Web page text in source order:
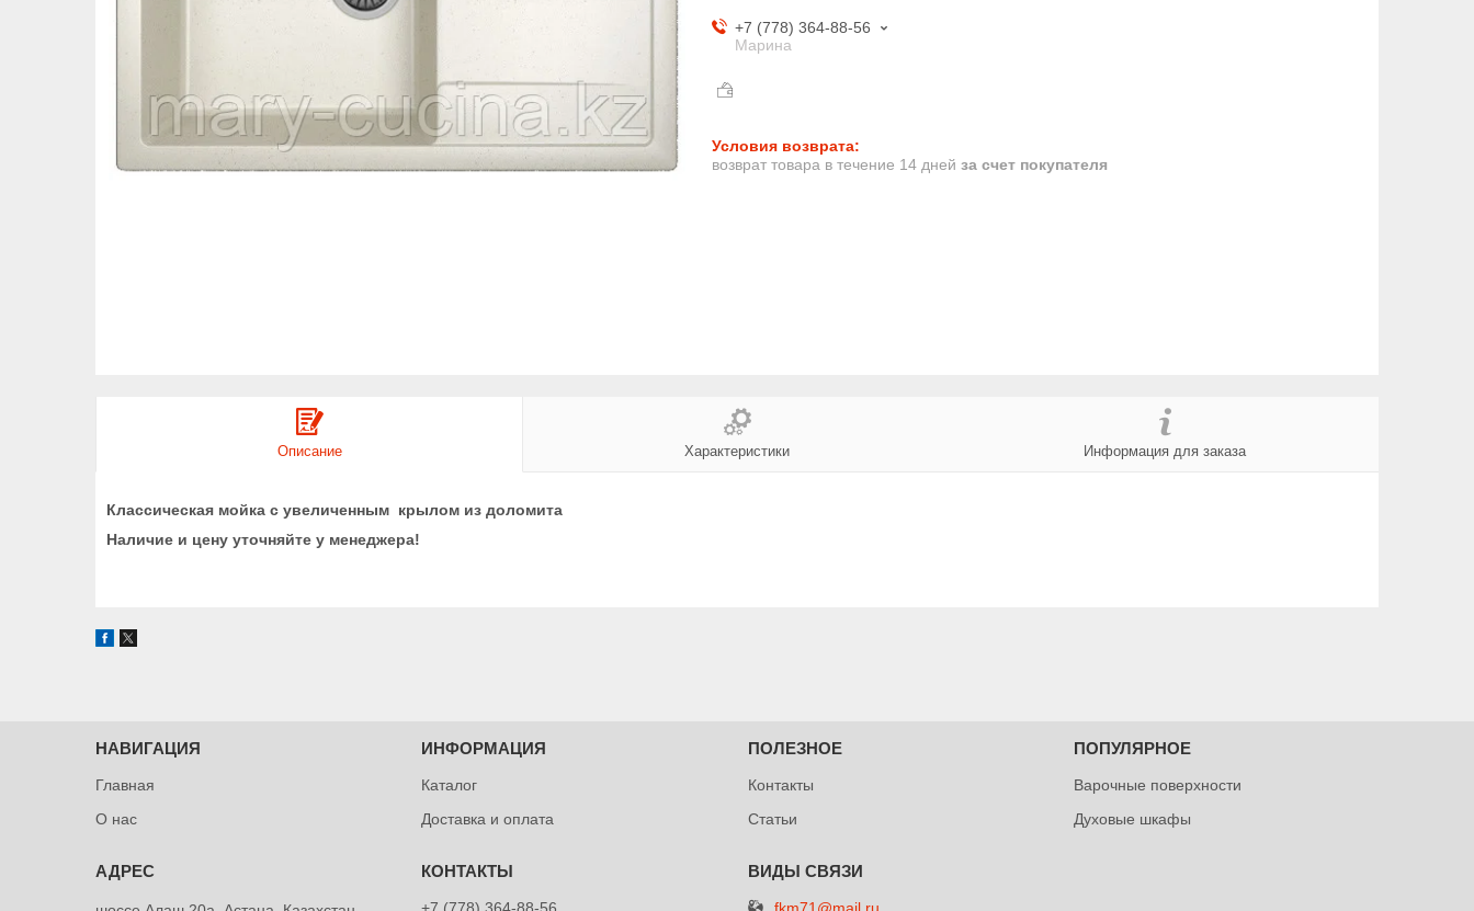
+7 (778) 364-88-56
Марина
возврат товара в течение 14 дней за счет покупателя
Описание Характеристики Информация для заказа
Классическая мойка с увеличенным крылом из доломита
Наличие и цену уточняйте у менеджера!
НАВИГАЦИЯ
Главная
О нас
ИНФОРМАЦИЯ
Каталог
Доставка и оплата
ПОЛЕЗНОЕ
Контакты
Статьи
ПОПУЛЯРНОЕ
Варочные поверхности
Духовые шкафы
fkm71@mail.ru